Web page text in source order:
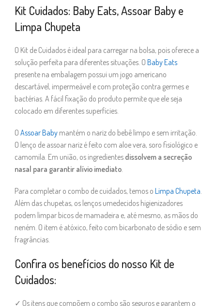
Kit Cuidados: Baby Eats, Assoar Baby e
Limpa Chupeta
O Kit de Cuidados é ideal para carregar na bolsa, pois oferece a
solução perfeita para diferentes situações. O Baby Eats
presente na embalagem possui um jogo americano
descartável, impermeável e com proteção contra germes e
bactérias. A fácil fixação do produto permite que ele seja
colocado em diferentes superfícies.
O Assoar Baby mantém o nariz do bebê limpo e sem irritação.
O lenço de assoar nariz é feito com aloe vera, soro fisiológico e
camomila. Em união, os ingredientes dissolvem a secreção
nasal para garantir alívio imediato
Para completar o combo de cuidados, temos o Limpa Chupeta
Além das chupetas, os lenços umedecidos higienizadores
podem limpar bicos de mamadeira e, até mesmo, as mãos do
neném. O item é atóxico, feito com bicarbonato de sódio e sem
fragrâncias.
Confira os benefícios do nosso Kit de
Cuidados:
✓ Os itens que compõem o combo são seguros e garantem o